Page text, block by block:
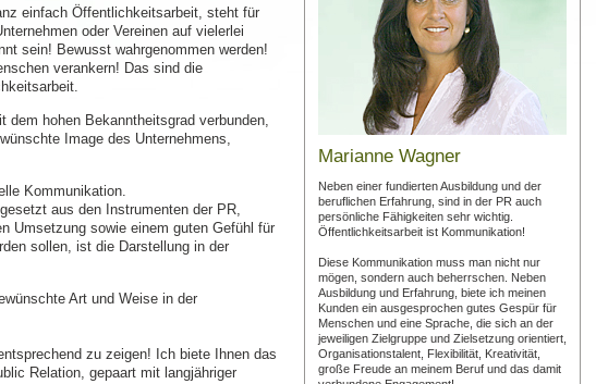
einfach Öffentlichkeitsarbeit, steht für
oder Vereinen auf vielerlei
sein! Bewusst wahrgenommen werden!
verankern! Das sind die
dem hohen Bekanntheitsgrad verbunden,
Image des Unternehmens,
Kommunikation.
aus den Instrumenten der PR,
Umsetzung sowie einem guten Gefühl für
sollen, ist die Darstellung in der
Art und Weise in der
zu zeigen! Ich biete Ihnen das
Relation, gepaart mit langjähriger
Marianne Wagner
Neben einer fundierten Ausbildung und der
beruflichen Erfahrung, sind in der PR auch
persönliche Fähigkeiten sehr wichtig.
Öffentlichkeitsarbeit ist Kommunikation!
Diese Kommunikation muss man nicht nur
mögen, sondern auch beherrschen. Neben
Ausbildung und Erfahrung, biete ich meinen
Kunden ein ausgesprochen gutes Gespür für
Menschen und eine Sprache, die sich an der
jeweiligen Zielgruppe und Zielsetzung orientiert,
Organisationstalent, Flexibilität, Kreativität,
große Freude an meinem Beruf und das damit